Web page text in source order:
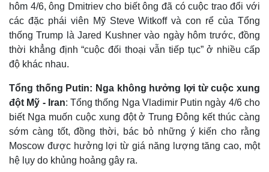
hôm 4/6, ông Dmitriev cho biết ông đã có cuộc trao đổi với
các đặc phái viên Mỹ Steve Witkoff và con rể của Tổng
thống Trump là Jared Kushner vào ngày hôm trước, đồng
thời khẳng định “cuộc đối thoại vẫn tiếp tục” ở nhiều cấp
độ khác nhau.
Tổng thống Putin: Nga không hưởng lợi từ cuộc xung
đột Mỹ - Iran: Tổng thống Nga Vladimir Putin ngày 4/6 cho
biết Nga muốn cuộc xung đột ở Trung Đông kết thúc càng
sớm càng tốt, đồng thời, bác bỏ những ý kiến cho rằng
Moscow được hưởng lợi từ giá năng lượng tăng cao, một
hệ lụy do khủng hoảng gây ra.